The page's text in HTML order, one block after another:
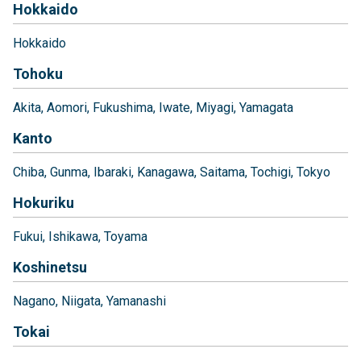
Hokkaido
Hokkaido
Tohoku
Akita Aomori Fukushima Iwate Miyagi Yamagata
Kanto
Chiba Gunma Ibaraki Kanagawa Saitama Tochigi Tokyo
Hokuriku
Fukui Ishikawa Toyama
Koshinetsu
Nagano Niigata Yamanashi
Tokai